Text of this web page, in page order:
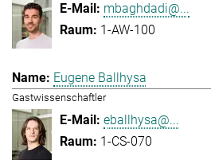
mbaghdadi@...
1-AW-100
Eugene Ballhysa
Gastwissenschaftler
eballhysa@...
1-CS-070